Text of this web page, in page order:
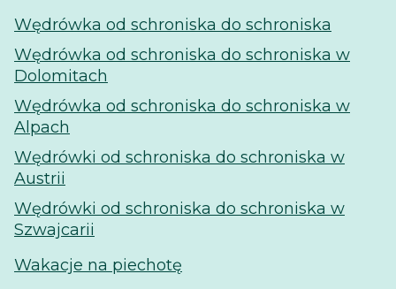
Wędrówka od schroniska do schroniska
Wędrówka od schroniska do schroniska w
Dolomitach
Wędrówka od schroniska do schroniska w
Alpach
Wędrówki od schroniska do schroniska w
Austrii
Wędrówki od schroniska do schroniska w
Szwajcarii
Wakacje na piechotę